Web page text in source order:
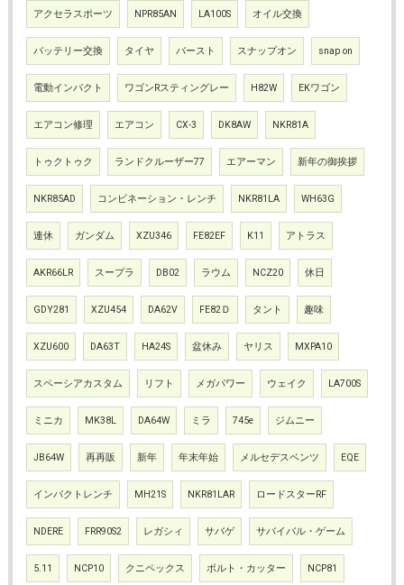
アクセラスポーツ NPR85AN LA100S オイル交換
バッテリー交換 タイヤ バースト スナップオン snap on
電動インパクト ワゴンRスティングレー H82W EKワゴン
エアコン修理 エアコン CX-3 DK8AW NKR81A
トゥクトゥク ランドクルーザー77 エアーマン 新年の御挨拶
NKR85AD コンビネーション・レンチ NKR81LA WH63G
連休 ガンダム XZU346 FE82EF K11 アトラス
AKR66LR スープラ DB02 ラウム NCZ20 休日
GDY281 XZU454 DA62V FE82Ｄ タント 趣味
XZU600 DA63T HA24S 盆休み ヤリス MXPA10
スペーシアカスタム リフト メガパワー ウェイク LA700S
ミニカ MK38L DA64W ミラ 745e ジムニー
JB64W 再再販 新年 年末年始 メルセデスベンツ EQE
インパクトレンチ MH21S NKR81LAR ロードスターRF
NDERE FRR90S2 レガシィ サバゲ サバイバル・ゲーム
5.11 NCP10 クニペックス ボルト・カッター NCP81